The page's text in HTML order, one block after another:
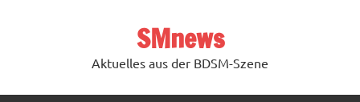
SMnews
Aktuelles aus der BDSM-Szene